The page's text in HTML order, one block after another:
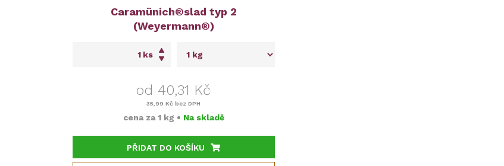
Caramünich®slad typ 2
(Weyermann®)
ks
od 40,31 Kč
35,99 Kč bez DPH
cena za 1 kg • Na skladě
PŘIDAT DO KOŠÍKU